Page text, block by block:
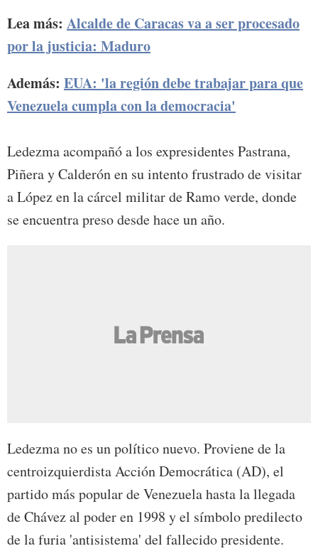
Lea más: Alcalde de Caracas va a ser procesado
por la justicia: Maduro
Además: EUA: 'la región debe trabajar para que
Venezuela cumpla con la democracia'
Ledezma acompañó a los expresidentes Pastrana,
Piñera y Calderón en su intento frustrado de visitar
a López en la cárcel militar de Ramo verde, donde
se encuentra preso desde hace un año.
Ledezma no es un político nuevo. Proviene de la
centroizquierdista Acción Democrática (AD), el
partido más popular de Venezuela hasta la llegada
de Chávez al poder en 1998 y el símbolo predilecto
de la furia 'antisistema' del fallecido presidente.